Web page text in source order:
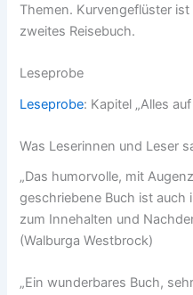
Themen. Kurvengeflüster
zweites Reisebuch.
Leseprobe
Leseprobe: Kapitel „Alles auf
Was Leserinnen und Leser
„Das humorvolle, mit
geschriebene Buch ist auch
zum Innehalten und
(Walburga Westbrock)
„Ein wunderbares Buch,